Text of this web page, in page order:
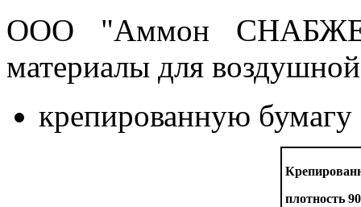
ООО "Аммон
материалы для
крепированную бумагу
плотность